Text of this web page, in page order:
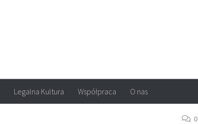
Legalna Kultura Współpraca O nas
0